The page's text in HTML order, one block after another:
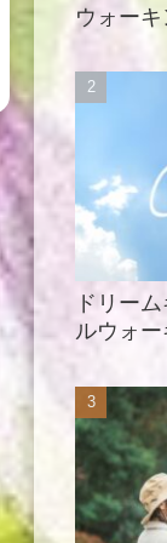
ウォーキ
ドリー
ルウォー